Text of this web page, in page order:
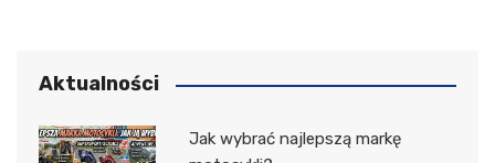
Aktualności
Jak wybrać najlepszą markę